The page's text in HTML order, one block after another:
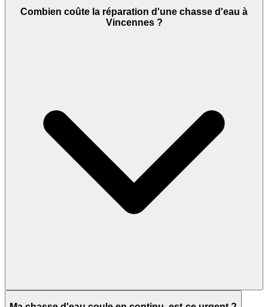
Combien coûte la réparation d'une chasse d'eau à
Vincennes ?